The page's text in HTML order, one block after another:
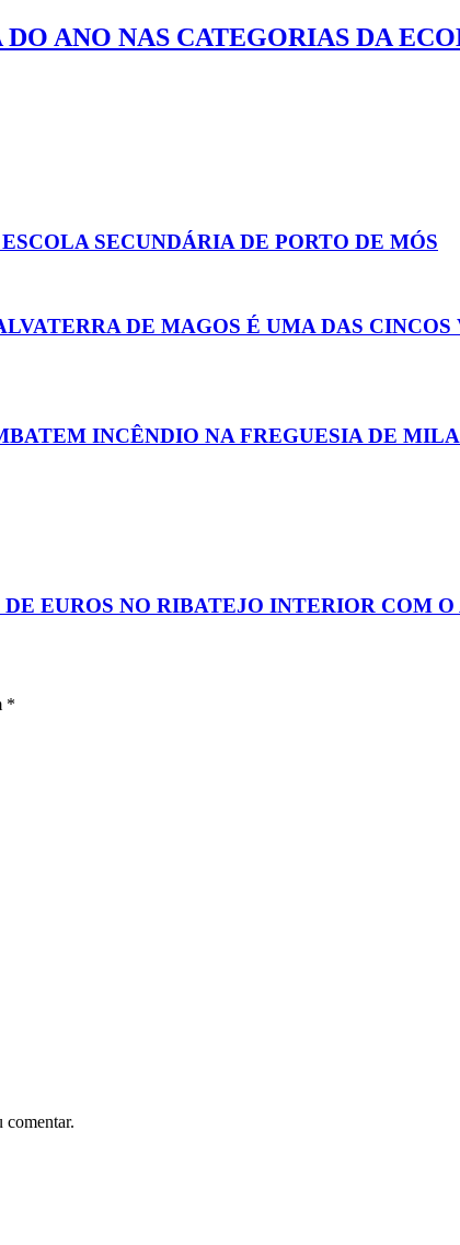
ANO NAS CATEGORIAS DA
SECUNDÁRIA DE PORTO DE MÓS
DE MAGOS É UMA DAS
INCÊNDIO NA FREGUESIA DE
EUROS NO RIBATEJO INTERIOR COM O
*
comentar.